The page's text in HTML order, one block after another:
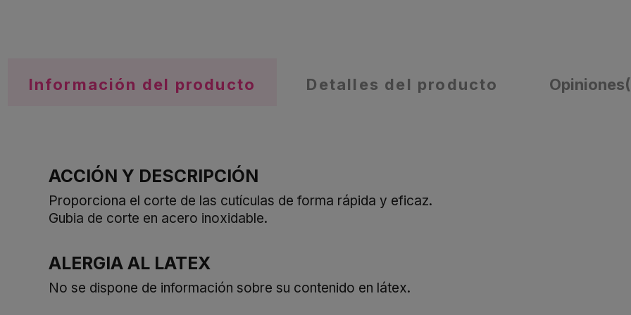
Información del producto Detalles del producto Opiniones
ACCIÓN Y DESCRIPCIÓN
Proporciona el corte de las cutículas de forma rápida y eficaz.
Gubia de corte en acero inoxidable.
ALERGIA AL LATEX
No se dispone de información sobre su contenido en látex.